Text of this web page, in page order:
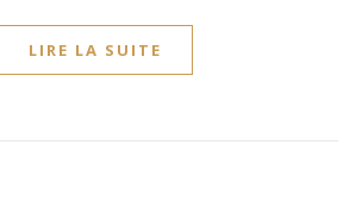
LIRE LA SUITE